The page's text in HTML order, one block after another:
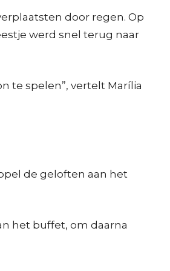
door regen. Op
werd snel terug naar
te spelen”, vertelt Marília
de geloften aan het
het buffet, om daarna